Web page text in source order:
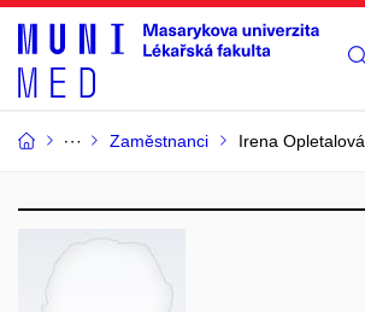
Zaměstnanci Irena Opletalová